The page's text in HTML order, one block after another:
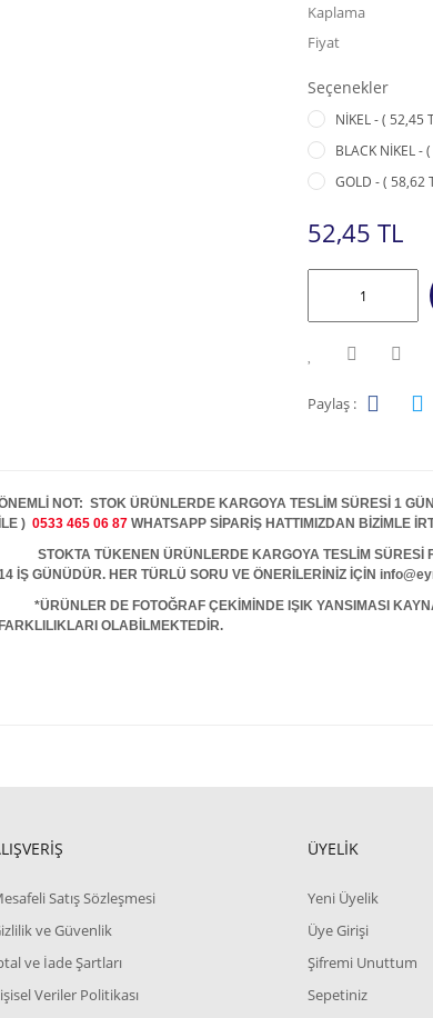
Kaplama
Fiyat
Seçenekler
NİKEL - ( 52,45
BLACK NİKEL -
GOLD - ( 58,62
52,45 TL
Paylaş :
NOT: STOK ÜRÜNLERDE KARGOYA TESLİM SÜRESİ 1
İLE ) 0533 465 06 87 WHATSAPP SİPARİŞ HATTIMIZDAN BİZİMLE
STOKTA TÜKENEN ÜRÜNLERDE KARGOYA TESLİM SÜRESİ
İŞ GÜNÜDÜR. HER TÜRLÜ SORU VE ÖNERİLERİNİZ İÇİN
*ÜRÜNLER DE FOTOĞRAF ÇEKİMİNDE IŞIK YANSIMASI
FARKLILIKLARI OLABİLMEKTEDİR.
Satış Sözleşmesi
ve Güvenlik
ve İade Şartları
Veriler Politikası
ÜYELİK
Yeni Üyelik
Üye Girişi
Şifremi Unuttum
Sepetiniz